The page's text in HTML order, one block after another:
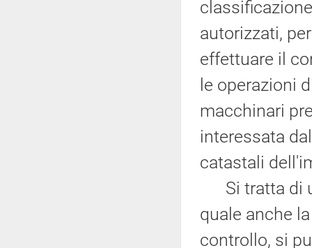
autorizzati,
effettuare il
le operazioni
macchinari
interessata
catastali
Si tratta di
quale anche
controllo, si